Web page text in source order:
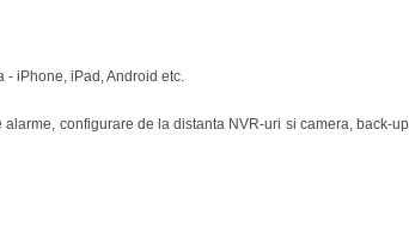
iPhone, iPad, Android etc.
configurare de la distanta NVR-uri si camera, back-up